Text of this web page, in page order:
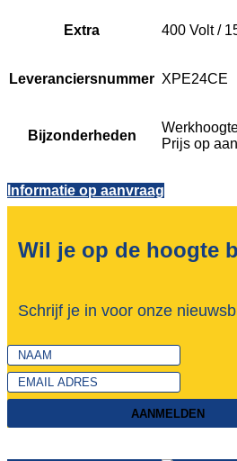
Extra 400 Volt /
Leveranciersnummer XPE24CE
Bijzonderheden
Prijs op
Informatie op aanvraag
Wil je op de hoogte
Schrijf je in voor onze
AANMELDEN